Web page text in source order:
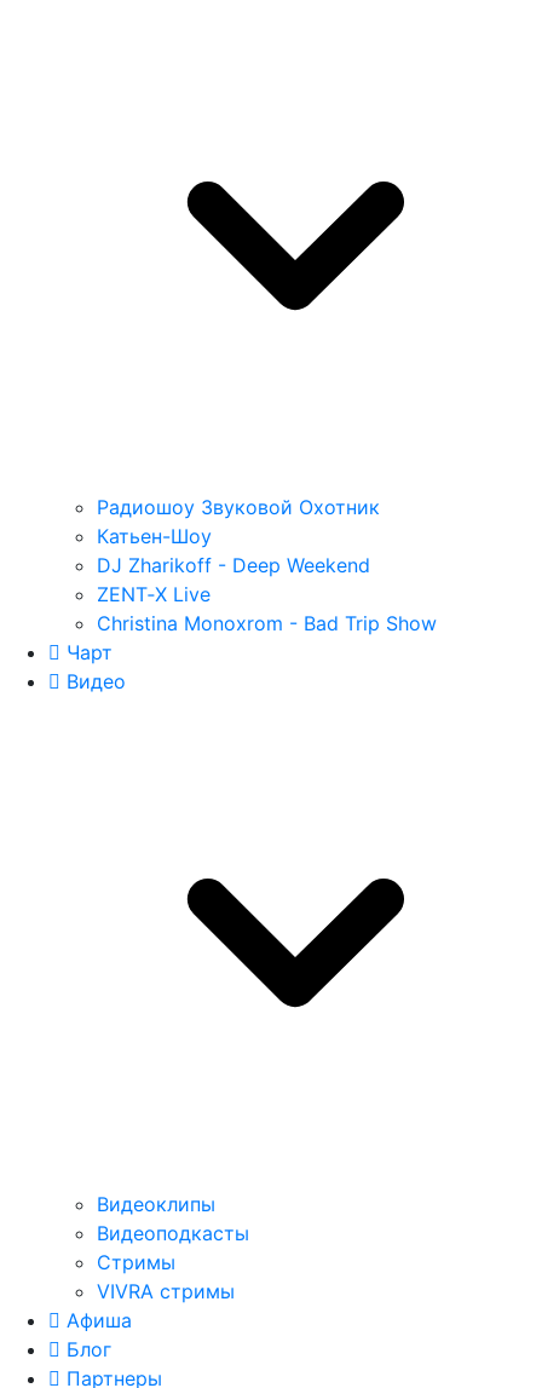
Радиошоу Звуковой Охотник
Катьен-Шоу
DJ Zharikoff - Deep Weekend
ZENT‑X Live
Christina Monoxrom - Bad Trip Show
Чарт
Видео
Видеоклипы
Видеоподкасты
Стримы
VIVRA стримы
Афиша
Блог
Партнеры